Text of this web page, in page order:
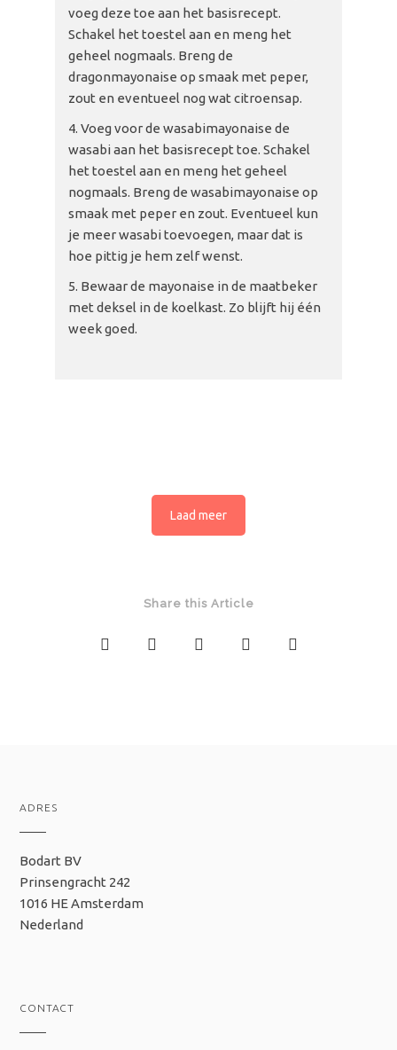
voeg deze toe aan het basisrecept.
Schakel het toestel aan en meng het
geheel nogmaals. Breng de
dragonmayonaise op smaak met peper,
zout en eventueel nog wat citroensap.
Voeg voor de wasabimayonaise de
wasabi aan het basisrecept toe. Schakel
het toestel aan en meng het geheel
nogmaals. Breng de wasabimayonaise op
smaak met peper en zout. Eventueel kun
je meer wasabi toevoegen, maar dat is
hoe pittig je hem zelf wenst.
Bewaar de mayonaise in de maatbeker
met deksel in de koelkast. Zo blijft hij één
week goed.
Laad meer
Share this Article
ADRES
Bodart BV
Prinsengracht 242
1016 HE Amsterdam
Nederland
CONTACT